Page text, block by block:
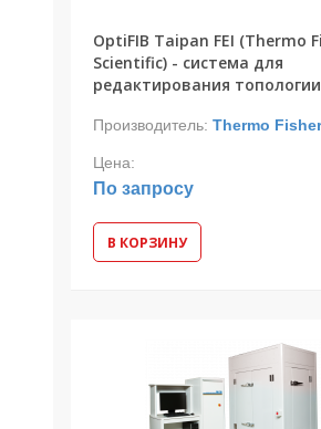
OptiFIB Taipan FEI (Thermo
Scientific) - система для
редактирования
Производитель: Thermo
Цена:
По запросу
В КОРЗИНУ